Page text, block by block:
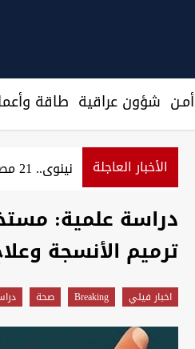
أمـن شؤون عراقية طاقة
الأخبار العاجلة
دراسة علمية:
ترميم الأنسجة
اخبار فيلي Breaking صحة